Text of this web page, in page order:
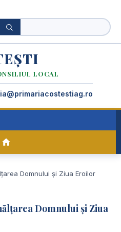
Caută
LOCAL
Domnului și Ziua Eroilor
Domnului și Ziua